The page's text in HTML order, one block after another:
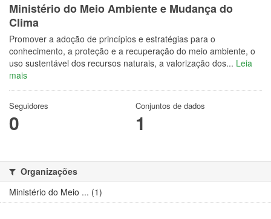
Ministério do Meio Ambiente e Mudança do
Clima
Promover a adoção de princípios e estratégias para o
conhecimento, a proteção e a recuperação do meio ambiente, o
uso sustentável dos recursos naturais, a valorização dos... Leia
mais
Seguidores
0
Conjuntos de dados
1
Organizações
Ministério do Meio ... (1)